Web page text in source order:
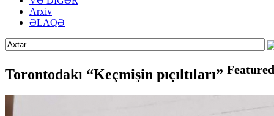
Arxiv
ƏLAQƏ
Torontodakı “Keçmişin pıçıltıları” Featured